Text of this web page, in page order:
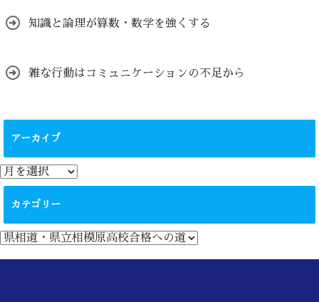
知識と論理が算数・数学を強くする
雑な行動はコミュニケーションの不足から
アーカイブ
ア
ー
カテゴリー
カ
テ
ゴ